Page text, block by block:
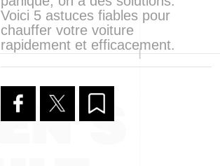
Voici 5 astuces fiables pour
chauffer votre voiture
rapidement et efficacement.